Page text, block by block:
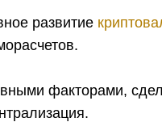
развитие
факторами,